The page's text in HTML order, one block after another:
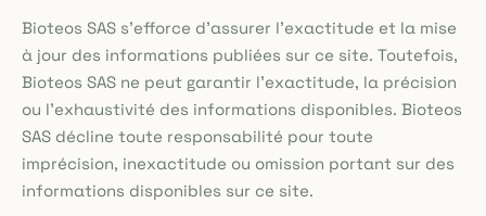
Bioteos SAS s'efforce d'assurer l'exactitude et la mise
à jour des informations publiées sur ce site. Toutefois,
Bioteos SAS ne peut garantir l'exactitude, la précision
ou l'exhaustivité des informations disponibles. Bioteos
SAS décline toute responsabilité pour toute
imprécision, inexactitude ou omission portant sur des
informations disponibles sur ce site.